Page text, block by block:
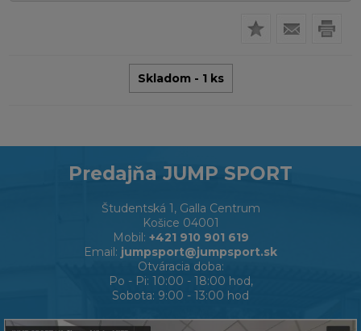
Skladom - 1 ks
Predajňa JUMP SPORT
Študentská 1, Galla Centrum
Košice 04001
Mobil: +421 910 901 619
Email: jumpsport@jumpsport.sk
Otváracia doba:
Po - Pi: 10:00 - 18:00 hod,
Sobota: 9:00 - 13:00 hod